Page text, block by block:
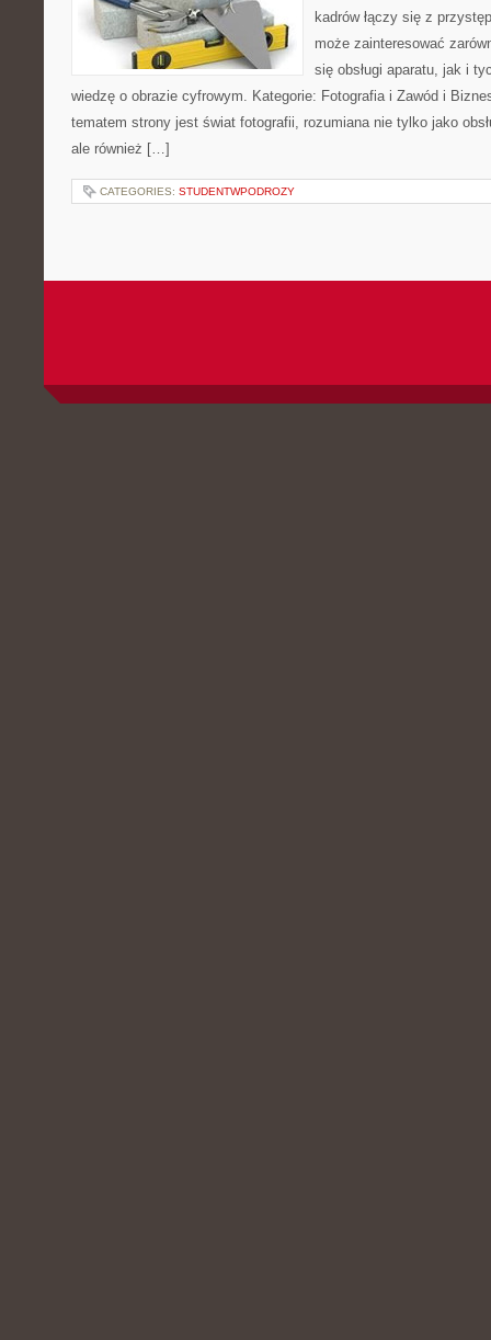
kadrów łączy się z
może zainteresować
się obsługi aparatu, jak i
wiedzę o obrazie cyfrowym. Kategorie: Fotografia i Zawód i
tematem strony jest świat fotografii, rozumiana nie tylko jako
ale również […]
CATEGORIES: STUDENTWPODROZY